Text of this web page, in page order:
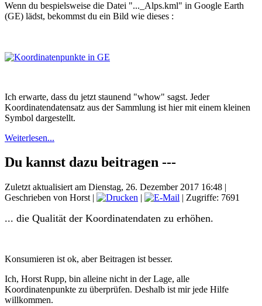
Wenn du bespielsweise die Datei "..._Alps.kml" in Google Earth
(GE) lädst, bekommst du ein Bild wie dieses :
Ich erwarte, dass du jetzt staunend "whow" sagst. Jeder
Koordinatendatensatz aus der Sammlung ist hier mit einem kleinen
Symbol dargestellt.
Weiterlesen...
Du kannst dazu beitragen ---
Zuletzt aktualisiert am Dienstag, 26. Dezember 2017 16:48 |
Geschrieben von Horst | | | Zugriffe: 7691
... die Qualität der Koordinatendaten zu erhöhen.
Konsumieren ist ok, aber Beitragen ist besser.
Ich, Horst Rupp, bin alleine nicht in der Lage, alle
Koordinatenpunkte zu überprüfen. Deshalb ist mir jede Hilfe
willkommen.